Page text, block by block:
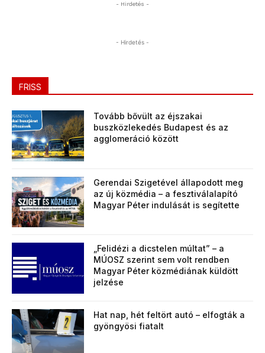
- Hirdetés -
- Hirdetés -
FRISS
Tovább bővült az éjszakai
buszközlekedés Budapest és az
agglomeráció között
Gerendai Szigetével állapodott meg
az új közmédia – a fesztiválalapító
Magyar Péter indulását is segítette
„Felidézi a dicstelen múltat” – a
MÚOSZ szerint sem volt rendben
Magyar Péter közmédiának küldött
jelzése
Hat nap, hét feltört autó – elfogták a
gyöngyösi fiatalt